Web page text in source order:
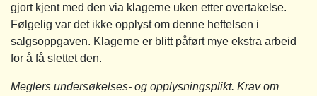
gjort kjent med den via klagerne uken etter overtakelse.
Følgelig var det ikke opplyst om denne heftelsen i
salgsoppgaven. Klagerne er blitt påført mye ekstra arbeid
for å få slettet den.
Meglers undersøkelses- og opplysningsplikt. Krav om